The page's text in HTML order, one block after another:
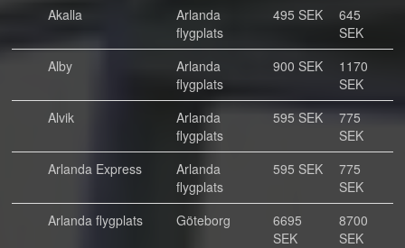
Akalla
Arlanda
flygplats
495 SEK
645
SEK
Alby
Arlanda
flygplats
900 SEK
1170
SEK
Alvik
Arlanda
flygplats
595 SEK
775
SEK
Arlanda Express
Arlanda
flygplats
595 SEK
775
SEK
Arlanda flygplats
Göteborg
6695
SEK
8700
SEK